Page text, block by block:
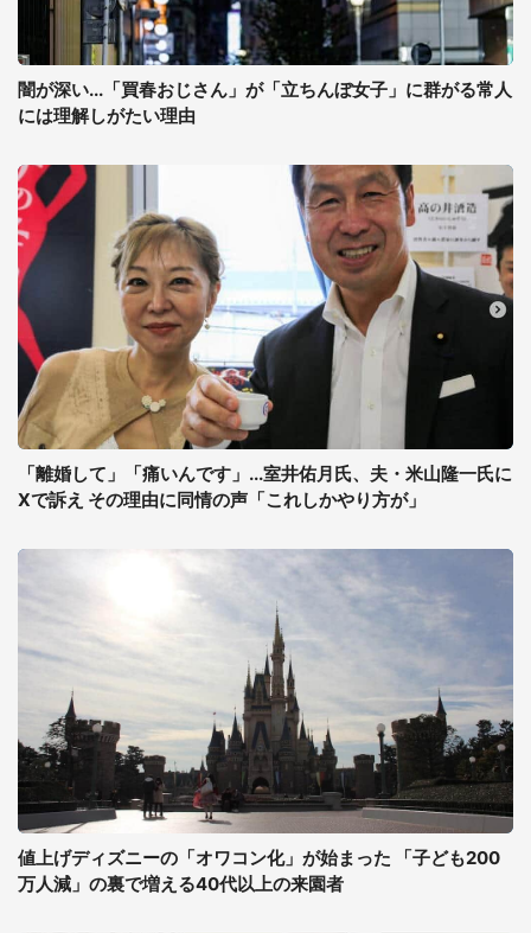
闇が深い...「買春おじさん」が「立ちんぼ女子」に群がる常人
には理解しがたい理由
「離婚して」「痛いんです」...室井佑月氏、夫・米山隆一氏に
Xで訴え その理由に同情の声「これしかやり方が」
値上げディズニーの「オワコン化」が始まった 「子ども200
万人減」の裏で増える40代以上の来園者